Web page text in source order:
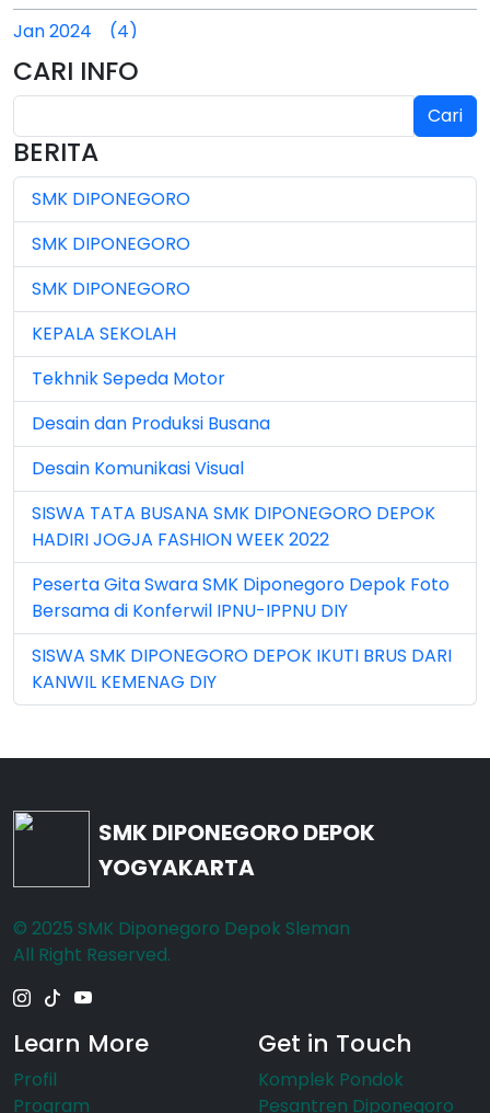
Jan 2024 (4)
Jan 2025 (4)
Jul 2025 (3)
Jul 2026 (4)
Jun 2023 (7)
Jun 2024 (3)
Jun 2025 (1)
Jun 2026 (5)
Mar 2023 (8)
Mar 2024 (1)
Mar 2026 (3)
May 2026 (16)
Nov 2022 (101)
Nov 2023 (5)
Nov 2025 (15)
Sep 2023 (6)
Sep 2024 (7)
Sep 2025 (6)
CARI INFO
Cari
BERITA
SMK DIPONEGORO
SMK DIPONEGORO
SMK DIPONEGORO
KEPALA SEKOLAH
Tekhnik Sepeda Motor
Desain dan Produksi Busana
Desain Komunikasi Visual
SISWA TATA BUSANA SMK DIPONEGORO DEPOK
HADIRI JOGJA FASHION WEEK 2022
Peserta Gita Swara SMK Diponegoro Depok Foto
Bersama di Konferwil IPNU-IPPNU DIY
SISWA SMK DIPONEGORO DEPOK IKUTI BRUS DARI
KANWIL KEMENAG DIY
SMK DIPONEGORO DEPOK
YOGYAKARTA
© 2025 SMK Diponegoro Depok Sleman
All Right Reserved.
Learn More
Profil
Program
Get in Touch
Komplek Pondok
Pesantren Diponegoro